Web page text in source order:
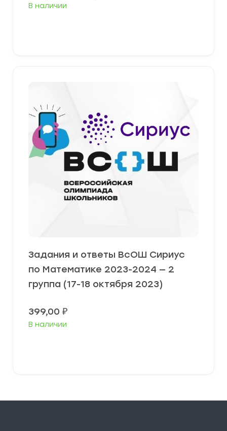
В наличии
Задания и ответы ВсОШ Сириус
по Математике 2023-2024 — 2
группа (17-18 октября 2023)
399,00 ₽
В наличии